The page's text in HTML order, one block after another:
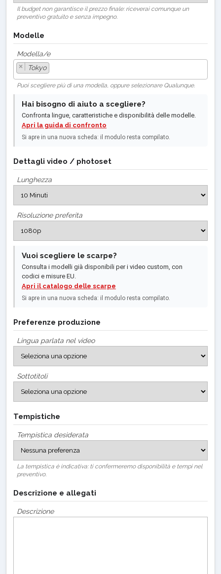
Il budget non garantisce il prezzo finale: riceverai comunque un
preventivo gratuito e senza impegno.
Modelle
Modella/e
×
Tokyo
Puoi scegliere più di una modella, oppure selezionare Qualunque.
Hai bisogno di aiuto a scegliere?
Confronta lingue, caratteristiche e disponibilità delle modelle.
Apri la guida di confronto
Si apre in una nuova scheda: il modulo resta compilato.
Dettagli video / photoset
Lunghezza
Risoluzione preferita
Vuoi scegliere le scarpe?
Consulta i modelli già disponibili per i video custom, con
codici e misure EU.
Apri il catalogo delle scarpe
Si apre in una nuova scheda: il modulo resta compilato.
Preferenze produzione
Lingua parlata nel video
Sottotitoli
Tempistiche
Tempistica desiderata
La tempistica è indicativa: ti confermeremo disponibilità e tempi nel
preventivo.
Descrizione e allegati
Descrizione